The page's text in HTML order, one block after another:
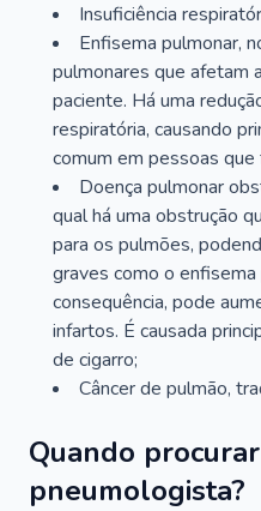
Insuficiência
Enfisema pulmonar,
pulmonares que afetam
paciente. Há uma
respiratória, causando
comum em pessoas que
Doença pulmonar
qual há uma obstrução
para os pulmões,
graves como o enfisema
consequência, pode
infartos. É causada
de cigarro;
Câncer de pulmão,
Quando
pneumologista?